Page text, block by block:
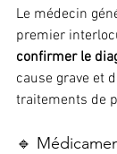
Le médecin
premier
confirmer le
cause grave et
traitements de
🔹